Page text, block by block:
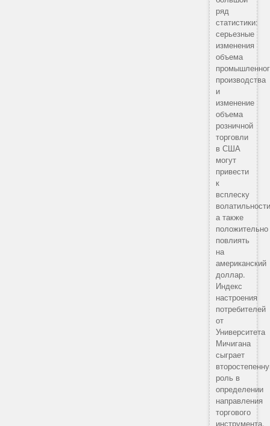
ряд
статистики:
серьезные
изменения
объема
производства
и
изменение
объема
розничной
торговли
в США
могут
привести
к
всплеску
а также
положительно
повлиять
на
американский
доллар.
Индекс
настроения
потребителей
от
Университета
Мичигана
сыграет
роль в
определении
направления
торгового
инструмента,